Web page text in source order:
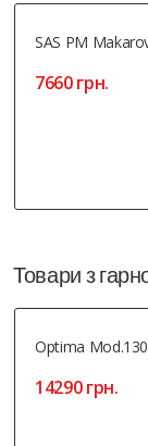
SAS PM
7660 грн.
Товари з
Optima
14290 грн.